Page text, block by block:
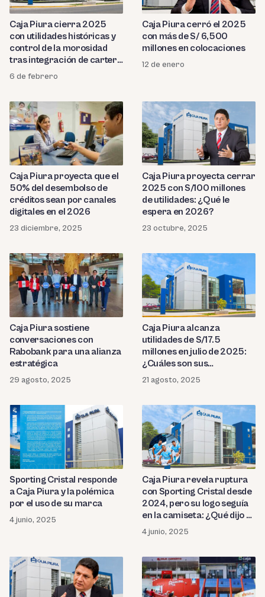
Caja Piura cierra 2025
con utilidades históricas y
control de la morosidad
tras integración de cartera
de alto riesgo
6 de febrero
Caja Piura cerró el 2025
con más de S/ 6,500
millones en colocaciones
12 de enero
Caja Piura proyecta que el
50% del desembolso de
créditos sean por canales
digitales en el 2026
23 diciembre, 2025
Caja Piura proyecta cerrar
2025 con S/100 millones
de utilidades: ¿Qué le
espera en 2026?
23 octubre, 2025
Caja Piura sostiene
conversaciones con
Rabobank para una alianza
estratégica
29 agosto, 2025
Caja Piura alcanza
utilidades de S/17.5
millones en julio de 2025:
¿Cuáles son sus
proyecciones?
21 agosto, 2025
Sporting Cristal responde
a Caja Piura y la polémica
por el uso de su marca
4 junio, 2025
Caja Piura revela ruptura
con Sporting Cristal desde
2024, pero su logo seguía
en la camiseta: ¿Qué dijo el
club?
4 junio, 2025